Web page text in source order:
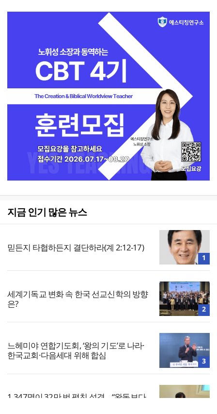
지금 인기 많은 뉴스
믿든지 타협하든지 결단하라(계 2:12-17)
1
세계기독교 변화 속 한국 선교신학의 방향
은?
2
느헤미야 연합기도회, ‘왕의 기도’로 나라·
한국교회·다음세대 위해 합심
3
1,347명이 32만 번 펼친 성경… “완독보다